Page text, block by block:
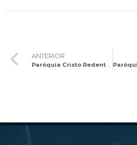
ANTERIOR
Paróquia Cristo Redentor celebra Tríduo em honra ao Padroeiro